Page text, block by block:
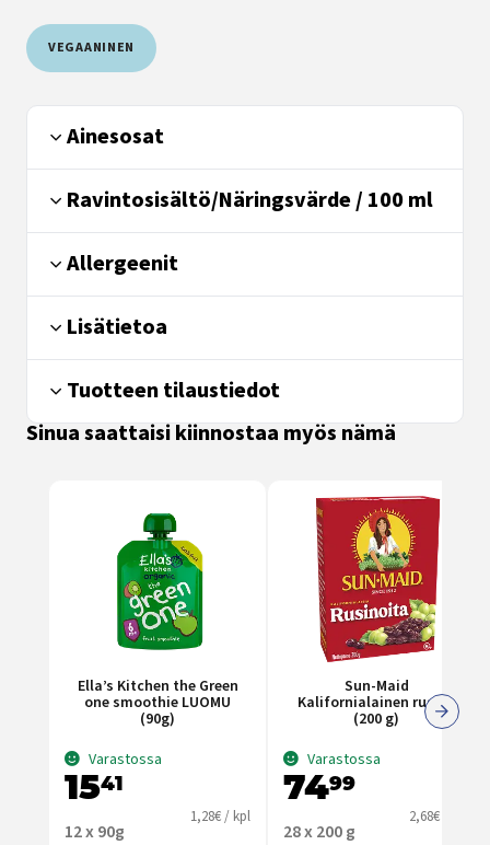
VEGAANINEN
Ainesosat
Ravintosisältö/Näringsvärde / 100 ml
Allergeenit
Lisätietoa
Tuotteen tilaustiedot
Sinua saattaisi kiinnostaa myös nämä
Ella’s Kitchen the Green
one smoothie LUOMU
(90g)
Varastossa
1541
12 x 90g
1,28€ / kpl
Sun-Maid
Kalifornialainen rusina
(200 g)
Varastossa
7499
28 x 200 g
2,68€ / kpl